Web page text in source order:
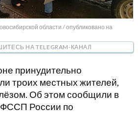
области / опубликовано на
НА TELEGRAM-КАНАЛ
принудительно
троих местных жителей,
Об этом сообщили в
России по